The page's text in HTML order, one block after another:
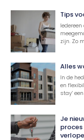
Tips
zijn. Zo
Alles
In de
en
stay’
Je